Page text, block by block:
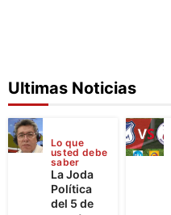
Ultimas Noticias
Lo que
usted debe
saber
La Joda
Política
del 5 de